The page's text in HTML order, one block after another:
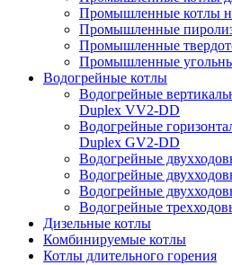
Промышленные котлы
Промышленные
Промышленные
Промышленные
Водогрейные котлы
Водогрейные
Duplex VV2-DD
Водогрейные
Duplex GV2-DD
Водогрейные
Водогрейные
Водогрейные
Водогрейные
Дизельные котлы
Комбинируемые котлы
Котлы длительного горения